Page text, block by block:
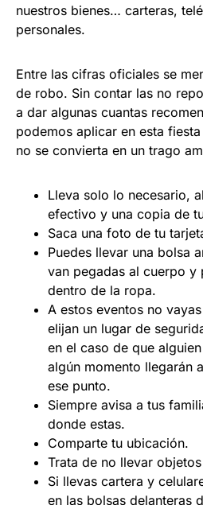
nuestros bienes… carteras,
personales.
Entre las cifras oficiales se
de robo. Sin contar las no
a dar algunas cuantas
podemos aplicar en esta
no se convierta en un trago
Lleva solo lo necesario,
efectivo y una copia de
Saca una foto de tu
Puedes llevar una bolsa
van pegadas al cuerpo y
dentro de la ropa.
A estos eventos no
elijan un lugar de
en el caso de que
algún momento llegarán a
ese punto.
Siempre avisa a tus
donde estas.
Comparte tu ubicación.
Trata de no llevar
Si llevas cartera y
en las bolsas delanteras